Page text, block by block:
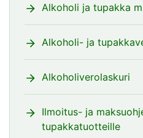
Alkoholi ja tupakka
Alkoholi- ja
Alkoholiverolaskuri
Ilmoitus- ja
tupakkatuotteille